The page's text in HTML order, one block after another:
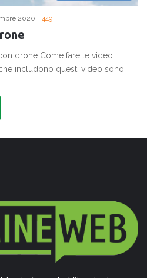
2020 449
drone Come fare le video
includono questi video sono